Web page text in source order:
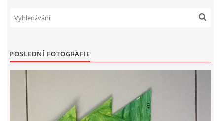
POHYBOVÉ AKTIVITY NA TÉMA JARO
PÍSNĚ K TÉMATU LÉTO
BÁSNĚ K TÉMATU LÉTO
POHYBOVÉ AKTIVITY NA TÉMA LÉTO
POSLEDNÍ FOTOGRAFIE